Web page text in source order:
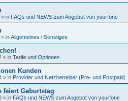
» in FAQs und NEWS zum Angebot von yourfone
» in Allgemeines / Sonstiges
» in Tarife und Optionen
Kunden
» in Provider und Netzbetreiber (Pre- und Postpaid)
Geburtstag
» in FAQs und NEWS zum Angebot von yourfone